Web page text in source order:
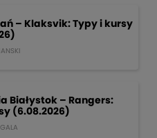
– Klaksvik: Typy i kursy
Białystok – Rangers:
(6.08.2026)